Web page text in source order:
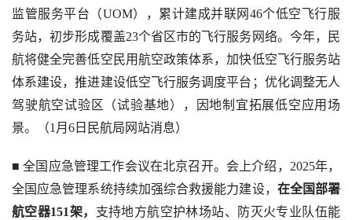
监管服务平台（UOM），累计建成并联网46个低空飞行服
务站，初步形成覆盖23个省区市的飞行服务网络。今年，民
航将健全完善低空民用航空政策体系，加快低空飞行服务站
体系建设，推进建设低空飞行服务调度平台；优化调整无人
驾驶航空试验区（试验基地），因地制宜拓展低空应用场
景。（1月6日民航局网站消息）
■ 全国应急管理工作会议在北京召开。会上介绍，2025年，
全国应急管理系统持续加强综合救援能力建设， 在全国部署
航空器151架， 支持地方航空护林场站、防灭火专业队伍能